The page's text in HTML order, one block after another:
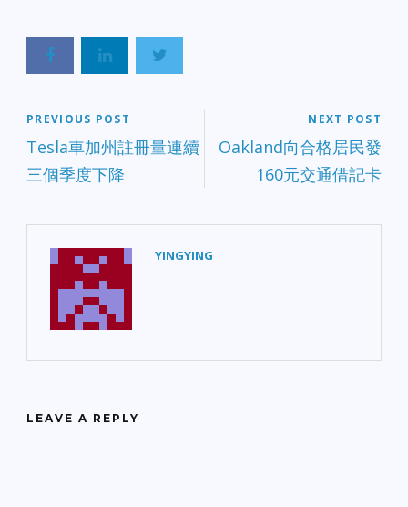
PREVIOUS POST
Tesla車加州註冊量連續
三個季度下降
NEXT POST
Oakland向合格居民發
160元交通借記卡
YINGYING
LEAVE A REPLY